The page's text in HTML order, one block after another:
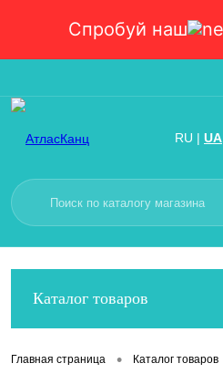
Спробуй наш
RU | UA
Каталог товаров
Главная страница • Каталог товаров